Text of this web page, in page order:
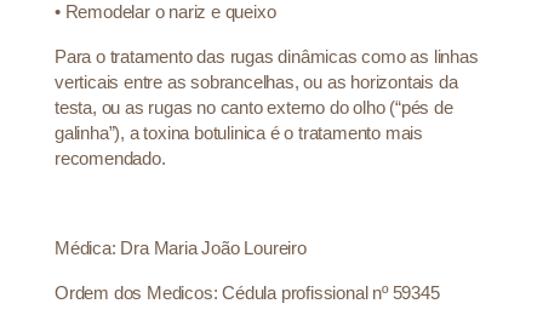
• Remodelar o nariz e queixo
Para o tratamento das rugas dinâmicas como as linhas
verticais entre as sobrancelhas, ou as horizontais da
testa, ou as rugas no canto externo do olho (“pés de
galinha”), a toxina botulinica é o tratamento mais
recomendado.
Médica: Dra Maria João Loureiro
Ordem dos Medicos: Cédula profissional nº 59345